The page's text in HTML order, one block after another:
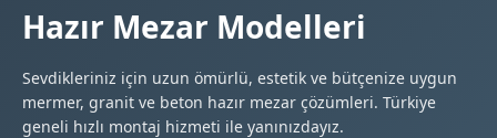
Hazır Mezar Modelleri
Sevdikleriniz için uzun ömürlü, estetik ve bütçenize uygun
mermer, granit ve beton hazır mezar çözümleri. Türkiye
geneli hızlı montaj hizmeti ile yanınızdayız.